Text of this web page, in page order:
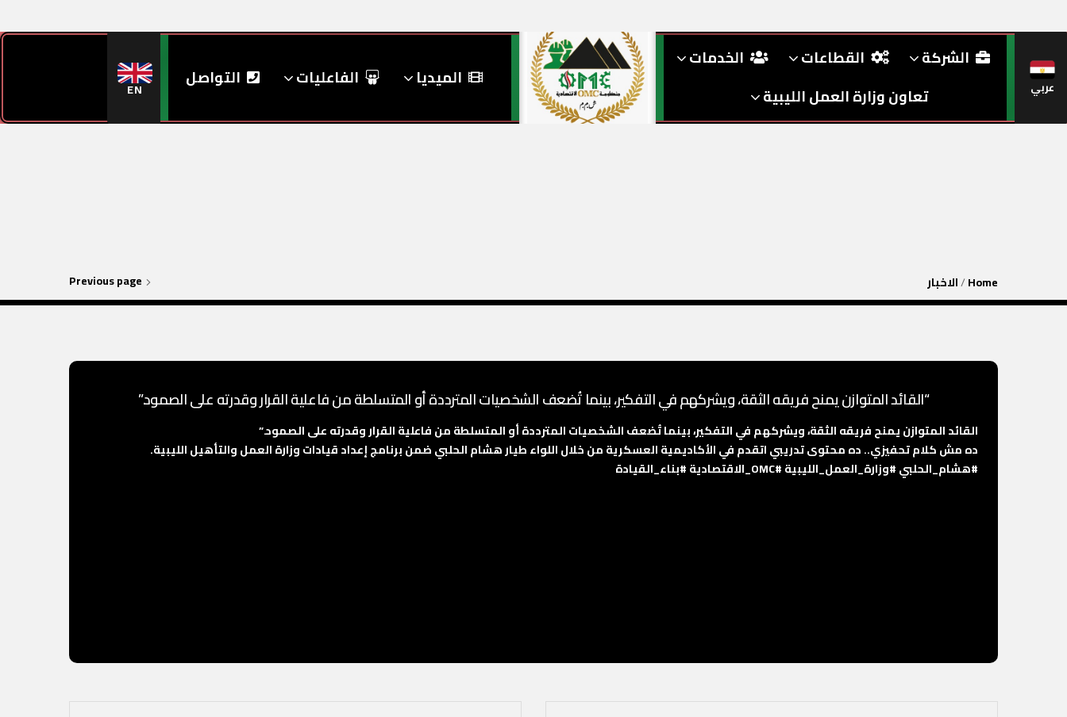
عربي
الشركة القطاعات
الخدمات
تعاون وزارة العمل الليبية
الميديا الفاعليات التواصل EN
Home
/الاخبار Previous page
“القائد المتوازن يمنح فريقه الثقة، ويشركهم في التفكير، بينما تُضعف الشخصيات المترددة أو المتسلطة من فاعلية القرار وقدرته على الصمود.”
القائد المتوازن يمنح فريقه الثقة، ويشركهم في التفكير، بينما تُضعف الشخصيات المترددة أو المتسلطة من فاعلية القرار وقدرته على الصمود.”
ده مش كلام تحفيزي.. ده محتوى تدريبي اتقدم في الأكاديمية العسكرية من خلال اللواء طيار هشام الحلبي ضمن برنامج إعداد قيادات وزارة العمل والتأهيل الليبية.
#هشام_الحلبي#وزارة_العمل_الليبية#OMC_الاقتصادية #بناء_القيادة